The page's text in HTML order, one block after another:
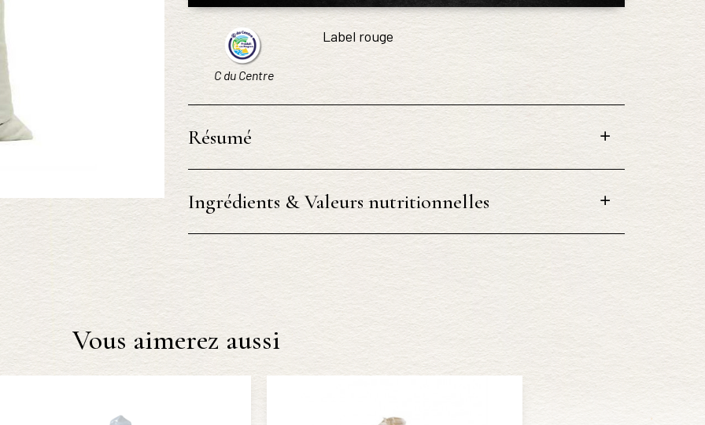
C du Centre
Label rouge
Résumé
Ingrédients & Valeurs nutritionnelles
Vous aimerez aussi